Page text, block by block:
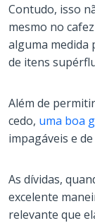
Contudo, isso
mesmo no
alguma medida
de itens
Além de
cedo, uma boa
impagáveis e
As dívidas,
excelente
relevante que